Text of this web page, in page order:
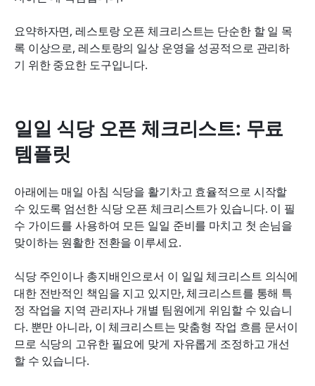
요약하자면, 레스토랑 오픈 체크리스트는 단순한 할 일 목
록 이상으로, 레스토랑의 일상 운영을 성공적으로 관리하
기 위한 중요한 도구입니다.
일일 식당 오픈 체크리스트: 무료
템플릿
아래에는 매일 아침 식당을 활기차고 효율적으로 시작할
수 있도록 엄선한 식당 오픈 체크리스트가 있습니다. 이 필
수 가이드를 사용하여 모든 일일 준비를 마치고 첫 손님을
맞이하는 원활한 전환을 이루세요.
식당 주인이나 총지배인으로서 이 일일 체크리스트 의식에
대한 전반적인 책임을 지고 있지만, 체크리스트를 통해 특
정 작업을 지역 관리자나 개별 팀원에게 위임할 수 있습니
다. 뿐만 아니라, 이 체크리스트는 맞춤형 작업 흐름 문서이
므로 식당의 고유한 필요에 맞게 자유롭게 조정하고 개선
할 수 있습니다.